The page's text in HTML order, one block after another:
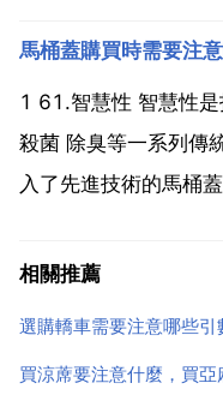
是45度 0或0 45度的
的大小等，特別關注
1 61.智慧性 智慧性
殺菌 除臭等一系列傳
入了先進技術的馬桶
病率，也是考量一個
相關推薦
選購轎車需要注意哪些